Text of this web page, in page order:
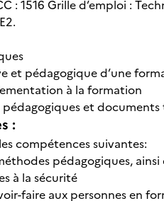
: 1516 Grille d’emploi :
pédagogique d’une
à la formation
et documents
:
compétences suivantes:
pédagogiques,
à la sécurité
faire aux personnes en